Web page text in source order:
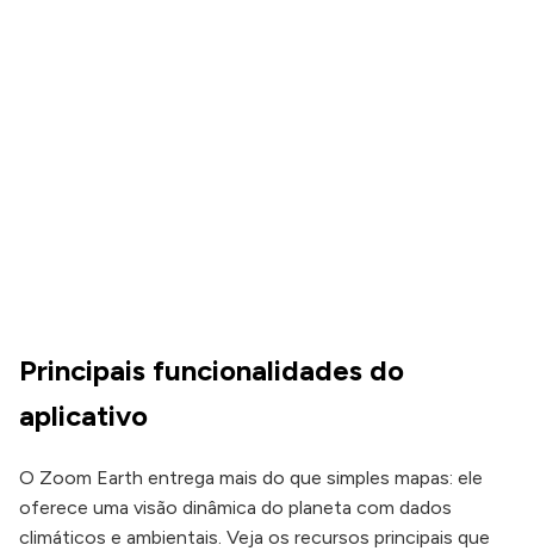
Principais funcionalidades do
aplicativo
O Zoom Earth entrega mais do que simples mapas: ele
oferece uma visão dinâmica do planeta com dados
climáticos e ambientais. Veja os recursos principais que